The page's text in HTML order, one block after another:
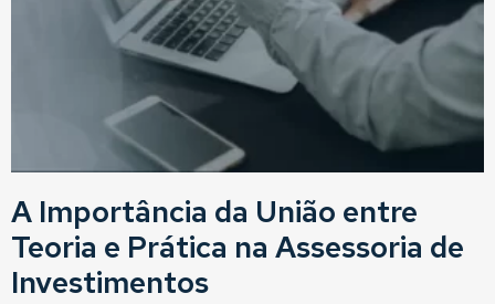
A Importância da União entre
Teoria e Prática na Assessoria de
Investimentos